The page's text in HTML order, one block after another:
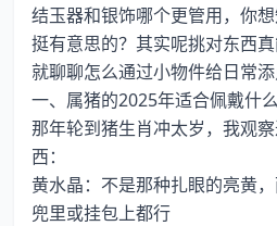
结玉器和银饰哪个更管用，你
挺有意思的？其实呢挑对东西
就聊聊怎么通过小物件给日常添
一、属猪的2025年适合佩戴什么
那年轮到猪生肖冲太岁，我观
西：
黄水晶：不是那种扎眼的亮黄
兜里或挂包上都行